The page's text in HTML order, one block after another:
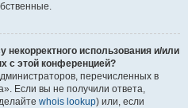
некорректного использования и/или
с этой конференцией?
перечисленных в
Если вы не получили ответа,
whois lookup) или, если